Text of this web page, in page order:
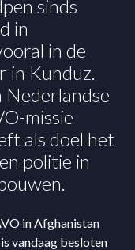
sinds
in
in de
in Kunduz.
Nederlandse
missie
als doel het
politie in
in Afghanistan
vandaag besloten